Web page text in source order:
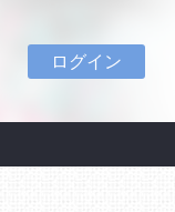
ログイン